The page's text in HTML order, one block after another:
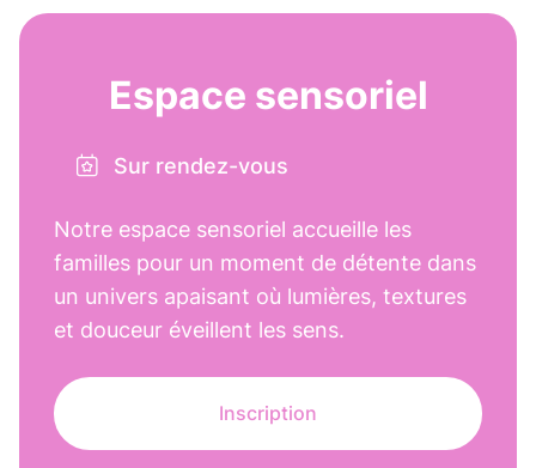
Espace sensoriel
Sur rendez-vous
Notre espace sensoriel accueille les
familles pour un moment de détente dans
un univers apaisant où lumières, textures
et douceur éveillent les sens.
Inscription